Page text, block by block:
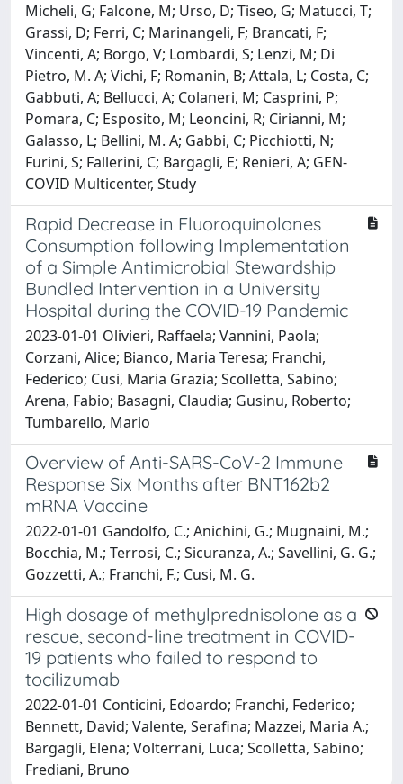
Micheli, G; Falcone, M; Urso, D; Tiseo, G; Matucci, T;
Grassi, D; Ferri, C; Marinangeli, F; Brancati, F;
Vincenti, A; Borgo, V; Lombardi, S; Lenzi, M; Di
Pietro, M. A; Vichi, F; Romanin, B; Attala, L; Costa, C;
Gabbuti, A; Bellucci, A; Colaneri, M; Casprini, P;
Pomara, C; Esposito, M; Leoncini, R; Cirianni, M;
Galasso, L; Bellini, M. A; Gabbi, C; Picchiotti, N;
Furini, S; Fallerini, C; Bargagli, E; Renieri, A; GEN-
COVID Multicenter, Study
Rapid Decrease in Fluoroquinolones
Consumption following Implementation
of a Simple Antimicrobial Stewardship
Bundled Intervention in a University
Hospital during the COVID-19 Pandemic
2023-01-01 Olivieri, Raffaela; Vannini, Paola;
Corzani, Alice; Bianco, Maria Teresa; Franchi,
Federico; Cusi, Maria Grazia; Scolletta, Sabino;
Arena, Fabio; Basagni, Claudia; Gusinu, Roberto;
Tumbarello, Mario
Overview of Anti-SARS-CoV-2 Immune
Response Six Months after BNT162b2
mRNA Vaccine
2022-01-01 Gandolfo, C.; Anichini, G.; Mugnaini, M.;
Bocchia, M.; Terrosi, C.; Sicuranza, A.; Savellini, G. G.;
Gozzetti, A.; Franchi, F.; Cusi, M. G.
High dosage of methylprednisolone as a
rescue, second-line treatment in COVID-
19 patients who failed to respond to
tocilizumab
2022-01-01 Conticini, Edoardo; Franchi, Federico;
Bennett, David; Valente, Serafina; Mazzei, Maria A.;
Bargagli, Elena; Volterrani, Luca; Scolletta, Sabino;
Frediani, Bruno